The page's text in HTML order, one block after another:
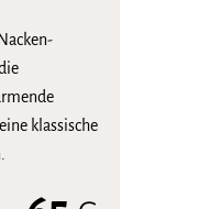
klassische